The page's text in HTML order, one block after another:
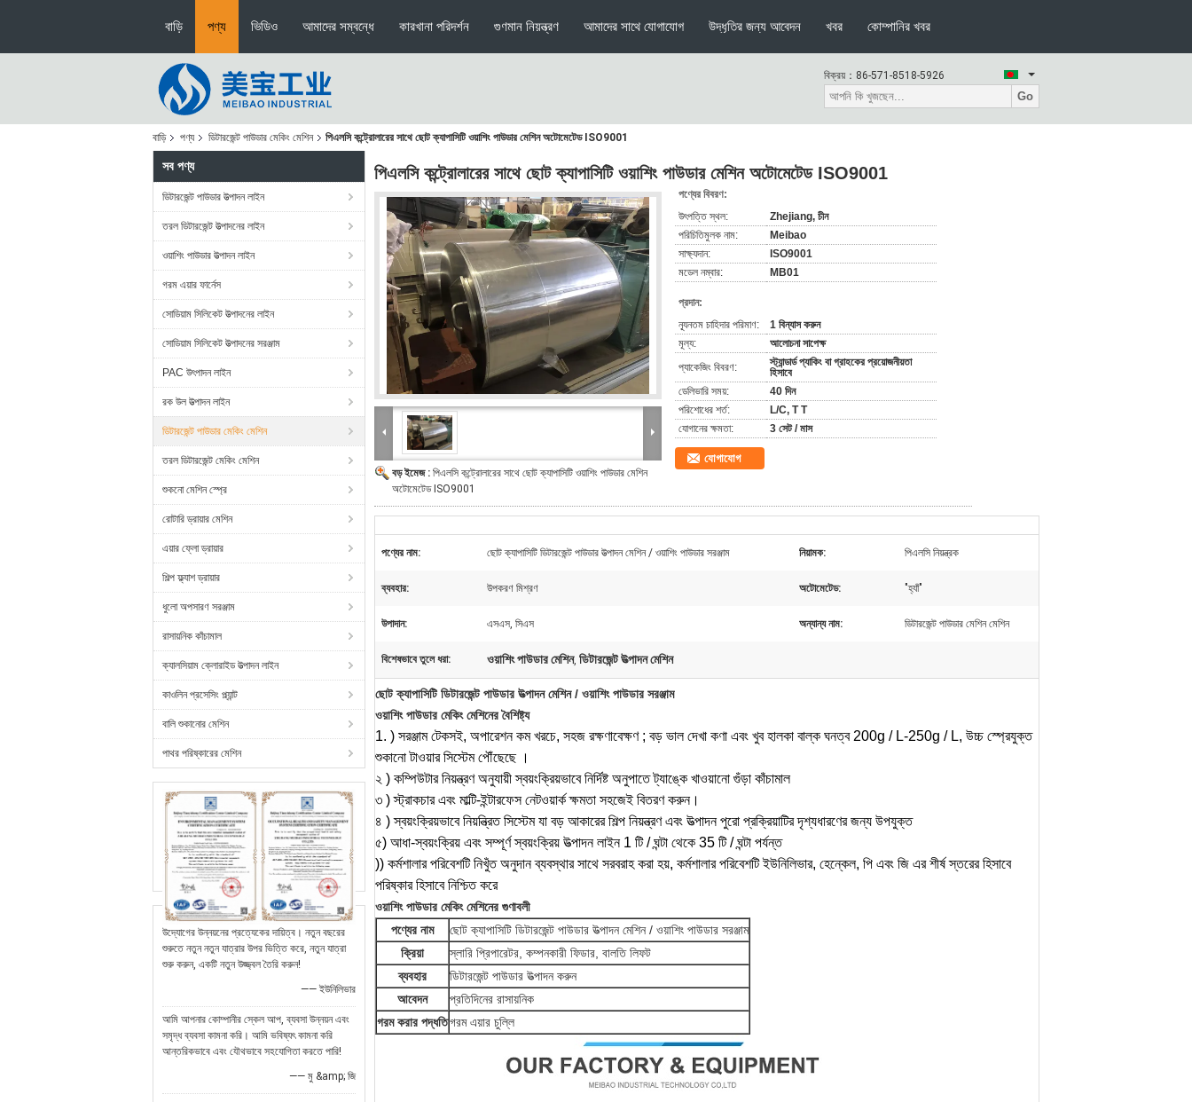
বাড়ি পণ্য ভিডিও আমাদের সম্বন্ধে কারখানা পরিদর্শন গুণমান নিয়ন্ত্রণ আমাদের সাথে যোগাযোগ উদ্ধৃতির জন্য আবেদন খবর কোম্পানির খবর
বিক্রয়： 86-571-8518-5926
Go
বাড়ি পণ্য ডিটারজেন্ট পাউডার মেকিং মেশিন পিএলসি কন্ট্রোলারের সাথে ছোট ক্যাপাসিটি ওয়াশিং পাউডার মেশিন অটোমেটেড ISO9001
সব পণ্য
ডিটারজেন্ট পাউডার উত্পাদন লাইন
তরল ডিটারজেন্ট উত্পাদনের লাইন
ওয়াশিং পাউডার উত্পাদন লাইন
গরম এয়ার ফার্নেস
সোডিয়াম সিলিকেট উত্পাদনের লাইন
সোডিয়াম সিলিকেট উত্পাদনের সরঞ্জাম
PAC উৎপাদন লাইন
রক উল উত্পাদন লাইন
ডিটারজেন্ট পাউডার মেকিং মেশিন
তরল ডিটারজেন্ট মেকিং মেশিন
শুকনো মেশিন স্প্রে
রোটারি ড্রায়ার মেশিন
এয়ার ফ্লো ড্রায়ার
শিল্প ফ্ল্যাশ ড্রায়ার
ধুলো অপসারণ সরঞ্জাম
রাসায়নিক কাঁচামাল
ক্যালসিয়াম ক্লোরাইড উত্পাদন লাইন
কাওলিন প্রসেসিং প্ল্যান্ট
বালি শুকানোর মেশিন
পাথর পরিষ্কারের মেশিন
উদ্যোগের উন্নয়নের প্রত্যেকের দায়িত্ব। নতুন বছরের
শুরুতে নতুন নতুন যাত্রার উপর ভিত্তি করে, নতুন যাত্রা
শুরু করুন, একটি নতুন উজ্জ্বল তৈরি করুন!
—— ইউনিলিভার
আমি আপনার কোম্পানীর স্কেল আপ, ব্যবসা উন্নয়ন এবং
সমৃদ্ধ ব্যবসা কামনা করি। আমি ভবিষ্যৎ কামনা করি
আন্তরিকভাবে এবং যৌথভাবে সহযোগিতা করতে পারি!
—— মু &amp; জি
পিএলসি কন্ট্রোলারের সাথে ছোট ক্যাপাসিটি ওয়াশিং পাউডার মেশিন অটোমেটেড ISO9001
বড় ইমেজ : পিএলসি কন্ট্রোলারের সাথে ছোট ক্যাপাসিটি ওয়াশিং পাউডার মেশিন
অটোমেটেড ISO9001
পণ্যের বিবরণ:
উৎপত্তি স্থল:
Zhejiang, চীন
পরিচিতিমুলক নাম:
Meibao
সাক্ষ্যদান:
ISO9001
মডেল নম্বার:
MB01
প্রদান:
ন্যূনতম চাহিদার পরিমাণ:
1 বিন্যাস করুন
মূল্য:
আলোচনা সাপেক্ষ
প্যাকেজিং বিবরণ:
স্ট্যান্ডার্ড প্যাকিং বা গ্রাহকের প্রয়োজনীয়তা
হিসাবে
ডেলিভারি সময়:
40 দিন
পরিশোধের শর্ত:
L/C, T T
যোগানের ক্ষমতা:
3 সেট / মাস
যোগাযোগ
পণ্যের নাম: ছোট ক্যাপাসিটি ডিটারজেন্ট পাউডার উত্পাদন মেশিন / ওয়াশিং পাউডার সরঞ্জাম নিয়ামক: পিএলসি নিয়ন্ত্রক
ব্যবহার: উপকরণ মিশ্রণ অটোমেটেড: "হ্যাঁ"
উপাদান: এসএস, সিএস অন্যান্য নাম: ডিটারজেন্ট পাউডার মেশিন মেশিন
বিশেষভাবে তুলে ধরা: ওয়াশিং পাউডার মেশিন, ডিটারজেন্ট উত্পাদন মেশিন
ছোট ক্যাপাসিটি ডিটারজেন্ট পাউডার উত্পাদন মেশিন / ওয়াশিং পাউডার সরঞ্জাম
ওয়াশিং পাউডার মেকিং মেশিনের বৈশিষ্ট্য
1. ) সরঞ্জাম টেকসই, অপারেশন কম খরচে, সহজ রক্ষণাবেক্ষণ ; বড় ভাল দেখা কণা এবং খুব হালকা বাল্ক ঘনত্ব 200g / L-250g / L, উচ্চ স্প্রেযুক্ত
শুকানো টাওয়ার সিস্টেম পৌঁছেছে ।
২ ) কম্পিউটার নিয়ন্ত্রণ অনুযায়ী স্বয়ংক্রিয়ভাবে নির্দিষ্ট অনুপাতে ট্যাঙ্কে খাওয়ানো গুঁড়া কাঁচামাল
৩ ) স্ট্রাকচার এবং মাল্টি-ইন্টারফেস নেটওয়ার্ক ক্ষমতা সহজেই বিতরণ করুন।
৪ ) স্বয়ংক্রিয়ভাবে নিয়ন্ত্রিত সিস্টেম যা বড় আকারের শিল্প নিয়ন্ত্রণ এবং উত্পাদন পুরো প্রক্রিয়াটির দৃশ্যধারণের জন্য উপযুক্ত
৫) আধা-স্বয়ংক্রিয় এবং সম্পূর্ণ স্বয়ংক্রিয় উত্পাদন লাইন 1 টি / ঘন্টা থেকে 35 টি / ঘন্টা পর্যন্ত
)) কর্মশালার পরিবেশটি নিখুঁত অনুদান ব্যবস্থার সাথে সরবরাহ করা হয়, কর্মশালার পরিবেশটিইউনিলিভার, হেন্কেল, পি এবং জি এরশীর্ষ স্তরের হিসাবে
পরিষ্কার হিসাবে নিশ্চিত করে
ওয়াশিং পাউডার মেকিং মেশিনের গুণাবলী
পণ্যের নাম
ছোট ক্যাপাসিটি ডিটারজেন্ট পাউডার উত্পাদন মেশিন / ওয়াশিং পাউডার সরঞ্জাম
ক্রিয়া
স্লারি প্রিপারেটর, কম্পনকারী ফিডার, বালতি লিফট
ব্যবহার
ডিটারজেন্ট পাউডার উত্পাদন করুন
আবেদন
প্রতিদিনের রাসায়নিক
গরম করার পদ্ধতিগরম এয়ার চুল্লি